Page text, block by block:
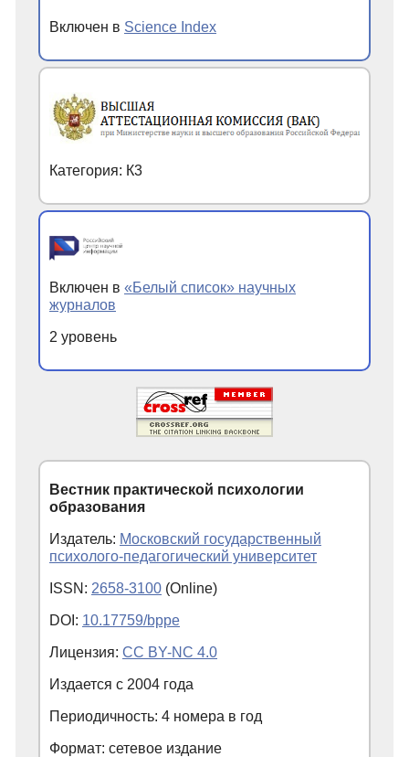
Включен в Science Index
Категория: К3
Включен в «Белый список» научных
журналов
2 уровень
Вестник практической психологии
образования
Издатель: Московский государственный
психолого-педагогический университет
ISSN: 2658-3100 (Online)
DOI: 10.17759/bppe
Лицензия: CC BY-NC 4.0
Издается с 2004 года
Периодичность: 4 номера в год
Формат: сетевое издание